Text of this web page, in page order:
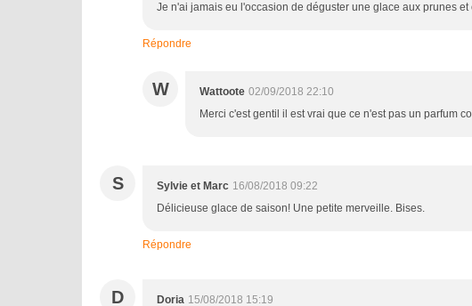
Je n'ai jamais eu l'occasion de déguster une glace aux prunes
Répondre
W Wattoote 02/09/2018 22:10
Merci c'est gentil il est vrai que ce n'est pas un parfum
S Sylvie et Marc 16/08/2018 09:22
Délicieuse glace de saison! Une petite merveille. Bises.
Répondre
D Doria 15/08/2018 15:19